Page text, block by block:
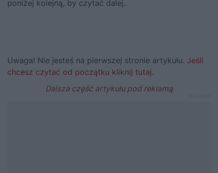
poniżej kolejną, by czytać dalej.
Uwaga! Nie jesteś na pierwszej stronie artykułu. Jeśli
chcesz czytać od początku kliknij tutaj.